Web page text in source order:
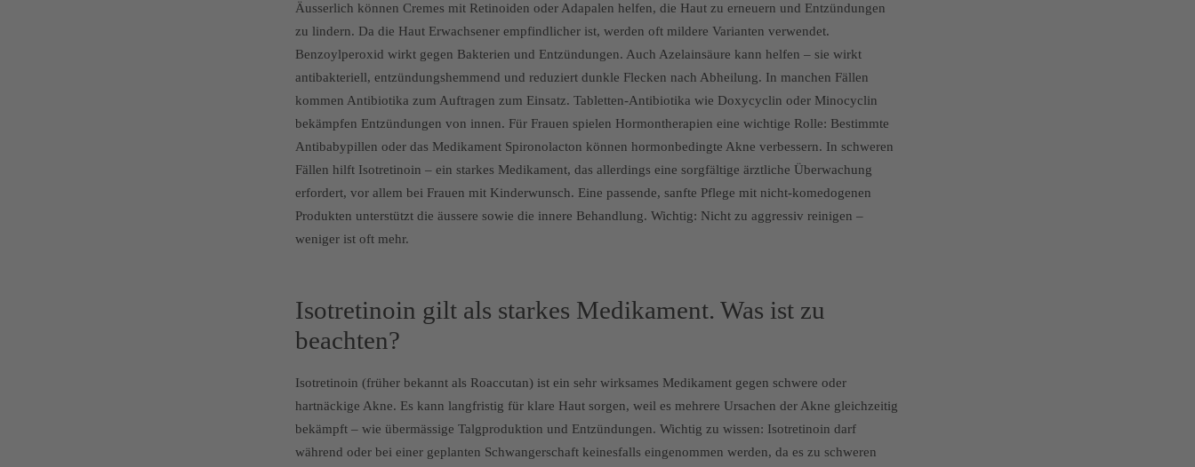
Äusserlich können Cremes mit Retinoiden oder Adapalen helfen, die Haut zu erneuern und Entzündungen
zu lindern. Da die Haut Erwachsener empfindlicher ist, werden oft mildere Varianten verwendet.
Benzoylperoxid wirkt gegen Bakterien und Entzündungen. Auch Azelainsäure kann helfen – sie wirkt
antibakteriell, entzündungshemmend und reduziert dunkle Flecken nach Abheilung. In manchen Fällen
kommen Antibiotika zum Auftragen zum Einsatz. Tabletten-Antibiotika wie Doxycyclin oder Minocyclin
bekämpfen Entzündungen von innen. Für Frauen spielen Hormontherapien eine wichtige Rolle: Bestimmte
Antibabypillen oder das Medikament Spironolacton können hormonbedingte Akne verbessern. In schweren
Fällen hilft Isotretinoin – ein starkes Medikament, das allerdings eine sorgfältige ärztliche Überwachung
erfordert, vor allem bei Frauen mit Kinderwunsch. Eine passende, sanfte Pflege mit nicht-komedogenen
Produkten unterstützt die äussere sowie die innere Behandlung. Wichtig: Nicht zu aggressiv reinigen –
weniger ist oft mehr.
Isotretinoin gilt als starkes Medikament. Was ist zu
beachten?
Isotretinoin (früher bekannt als Roaccutan) ist ein sehr wirksames Medikament gegen schwere oder
hartnäckige Akne. Es kann langfristig für klare Haut sorgen, weil es mehrere Ursachen der Akne gleichzeitig
bekämpft – wie übermässige Talgproduktion und Entzündungen. Wichtig zu wissen: Isotretinoin darf
während oder bei einer geplanten Schwangerschaft keinesfalls eingenommen werden, da es zu schweren